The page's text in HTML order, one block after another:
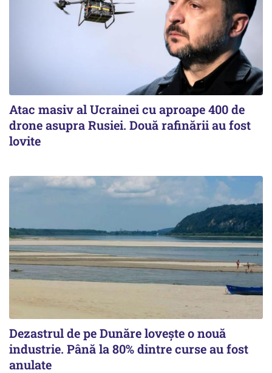
Atac masiv al Ucrainei cu aproape 400 de
drone asupra Rusiei. Două rafinării au fost
lovite
Dezastrul de pe Dunăre lovește o nouă
industrie. Până la 80% dintre curse au fost
anulate